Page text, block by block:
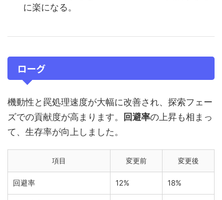
に楽になる。
ローグ
機動性と罠処理速度が大幅に改善され、探索フェー
ズでの貢献度が高まります。
回避率の上昇も相まっ
て、生存率が向上しました。
項目 変更前 変更後
回避率 12% 18%